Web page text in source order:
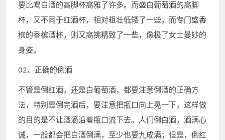
要比喝白酒的高脚杯高雅了许多。而盛白葡萄酒的高脚
杯，又不同于红酒杯，相对粗壮低矮了一些。而专门盛香
槟的香槟酒杯，则又高挑精致了一些，像极了女士曼妙的
身姿。
02、正确的倒酒
不管是倒红酒，还是白葡萄酒，都要注意倒酒的正确方
法，特别是倒完酒后，要注意把瓶口向上晃一下，这样做
的目的是不让酒滴沿着瓶口流下去。人们倒白酒，酒满心
诚，一般都会把白酒倒满，至少也要九成满；但是，倒红